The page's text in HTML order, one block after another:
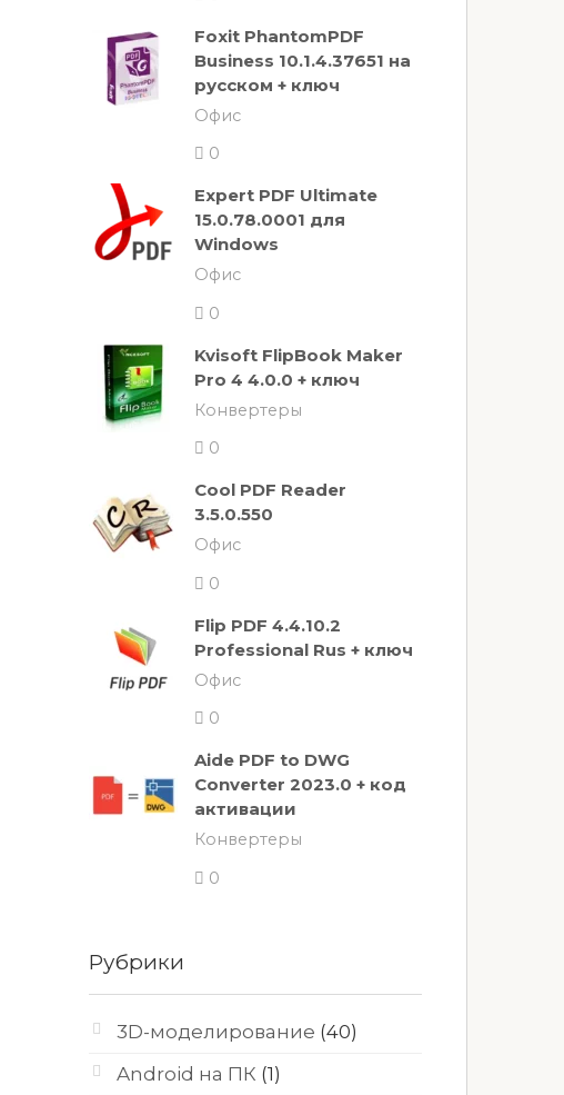
Foxit PhantomPDF
Business 10.1.4.37651 на
русском + ключ
Офис
0
Expert PDF Ultimate
15.0.78.0001 для
Windows
Офис
0
Kvisoft FlipBook Maker
Pro 4 4.0.0 + ключ
Конвертеры
0
Cool PDF Reader
3.5.0.550
Офис
0
Flip PDF 4.4.10.2
Professional Rus + ключ
Офис
0
Aide PDF to DWG
Converter 2023.0 + код
активации
Конвертеры
0
Рубрики
3D-моделирование (40)
Android на ПК (1)